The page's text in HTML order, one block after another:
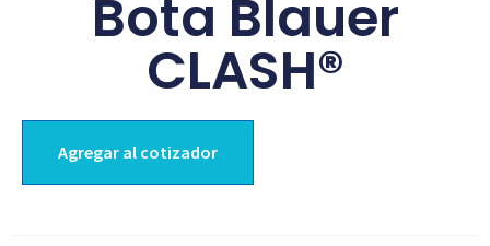
Bota Blauer
CLASH®
Agregar al cotizador